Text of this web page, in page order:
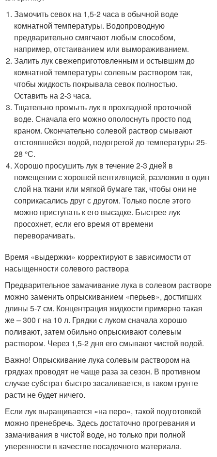
Замочить севок на 1,5-2 часа в обычной воде
комнатной температуры. Водопроводную
предварительно смягчают любым способом,
например, отстаиванием или вымораживанием.
Залить лук свежеприготовленным и остывшим до
комнатной температуры солевым раствором так,
чтобы жидкость покрывала севок полностью.
Оставить на 2-3 часа.
Тщательно промыть лук в прохладной проточной
воде. Сначала его можно ополоснуть просто под
краном. Окончательно солевой раствор смывают
отстоявшейся водой, подогретой до температуры 25-
28 °С.
Хорошо просушить лук в течение 2-3 дней в
помещении с хорошей вентиляцией, разложив в один
слой на ткани или мягкой бумаге так, чтобы они не
соприкасались друг с другом. Только после этого
можно приступать к его высадке. Быстрее лук
просохнет, если его время от времени
переворачивать.
Время «выдержки» корректируют в зависимости от
насыщенности солевого раствора
Предварительное замачивание лука в солевом растворе
можно заменить опрыскиванием «перьев», достигших
длины 5-7 см. Концентрация жидкости примерно такая
же – 300 г на 10 л. Грядки с луком сначала хорошо
поливают, затем обильно опрыскивают солевым
раствором. Через 1,5-2 дня его смывают чистой водой.
Важно! Опрыскивание лука солевым раствором на
грядках проводят не чаще раза за сезон. В противном
случае субстрат быстро засаливается, в таком грунте
расти не будет ничего.
Если лук выращивается «на перо», такой подготовкой
можно пренебречь. Здесь достаточно прогревания и
замачивания в чистой воде, но только при полной
уверенности в качестве посадочного материала.